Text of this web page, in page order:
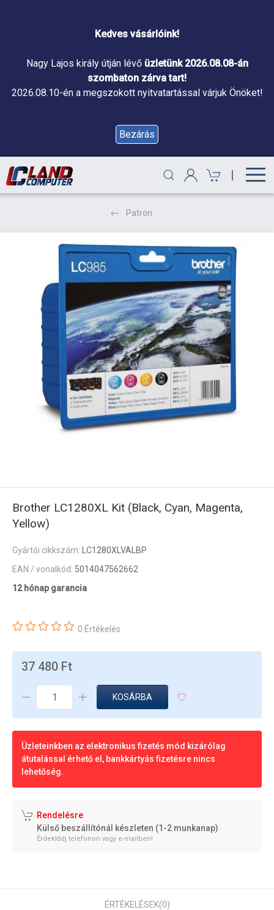
Kedves vásárlóink!
Nagy Lajos király útján lévő üzletünk 2026.08.08-án
szombaton zárva tart!
2026.08.10-én a megszokott nyitvatartással várjuk Önöket!
Bezárás
|
Patron
Brother LC1280XL Kit (Black, Cyan, Magenta,
Yellow)
Gyártói cikkszám:
LC1280XLVALBP
EAN / vonalkód: 5014047562662
12 hónap garancia
0 Értékelés
37 480 Ft
KOSÁRBA
Üzleteinkben az elektronikus fizetés mód kizárólag
átutalással érhető el, bankkártyás fizetésre nincs
lehetőség.
Rendelésre
Külső beszállítónál készleten (1-2 munkanap)
Érdeklődj telefonon vagy e-mailben!
ÉRTÉKELÉSEK(0)